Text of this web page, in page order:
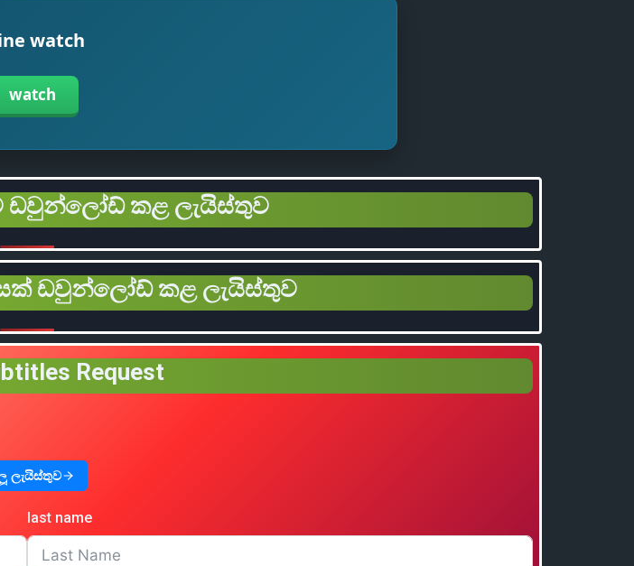
watch
watch
ඩවුන්ලෝඩ් කළ ලැයිස්තුව
ඩවුන්ලෝඩ් කළ ලැයිස්තුව
Request
ලැයිස්තුව
last name